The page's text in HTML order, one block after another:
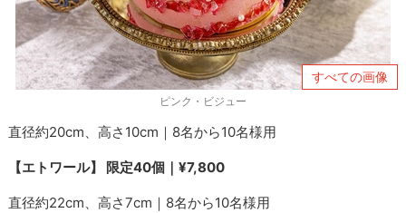
すべての画像
ピンク・ビジュー
直径約20cm、高さ10cm｜8名から10名様用
【エトワール】 限定40個｜¥7,800
直径約22cm、高さ7cm｜8名から10名様用